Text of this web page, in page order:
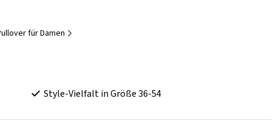
für Damen
Style-Vielfalt in Größe 36-54